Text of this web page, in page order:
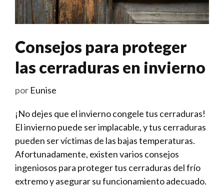
Consejos para proteger
las cerraduras en invierno
por Eunise
¡No dejes que el invierno congele tus cerraduras!
El⁣ invierno puede ser implacable, y tus⁣ cerraduras
pueden ser víctimas‍ de ​las bajas temperaturas.
‌Afortunadamente, ​existen varios consejos
ingeniosos para proteger tus ⁢cerraduras del frío
extremo y asegurar su funcionamiento adecuado.